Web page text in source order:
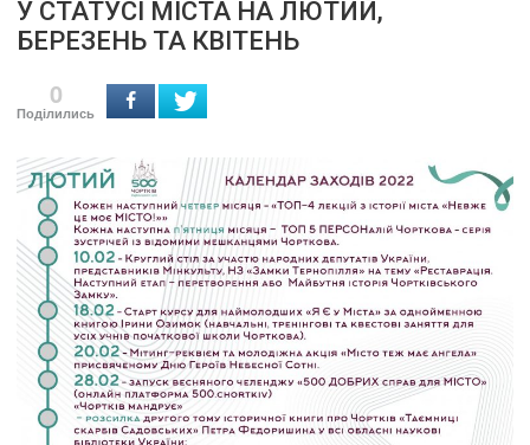
У СТАТУСІ МІСТА НА ЛЮТИЙ,
БЕРЕЗЕНЬ ТА КВІТЕНЬ
0
Поділились